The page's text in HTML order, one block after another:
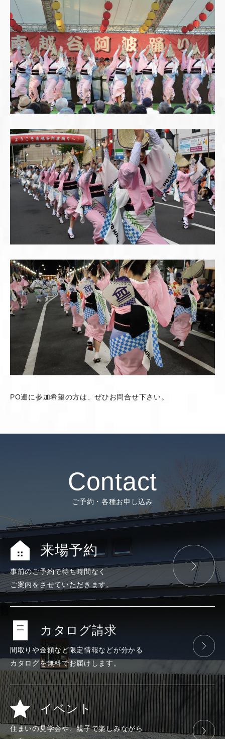
PO連に参加希望の方は、ぜひお問合せ下さい。
Contact
ご予約・各種お申し込み
来場予約
事前のご予約で待ち時間なく
ご案内をさせていただきます。
カタログ請求
間取りや金額など限定情報などが分かる
カタログを無料でお届けします。
イベント
住まいの見学会や、親子で楽しみながら